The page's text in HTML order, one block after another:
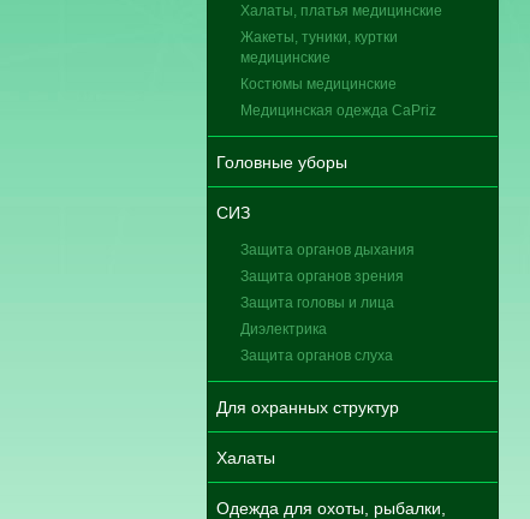
Халаты, платья медицинские
Жакеты, туники, куртки
медицинские
Костюмы медицинские
Медицинская одежда CaPriz
Головные уборы
СИЗ
Защита органов дыхания
Защита органов зрения
Защита головы и лица
Диэлектрика
Защита органов слуха
Для охранных структур
Халаты
Одежда для охоты, рыбалки,